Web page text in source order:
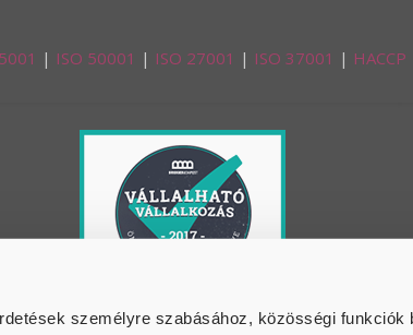
személyre szabásához, közösségi funkciók
| ISO 50001 | ISO 27001 | ISO 37001 | HACCP